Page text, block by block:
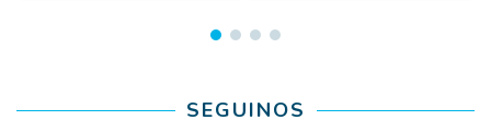
SEGUINOS